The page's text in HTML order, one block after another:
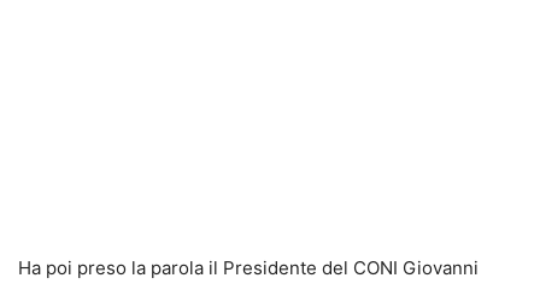
Ha poi preso la parola il Presidente del CONI Giovanni